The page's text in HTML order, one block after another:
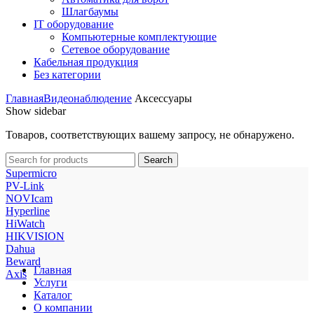
Шлагбаумы
IT оборудование
Компьютерные комплектующие
Сетевое оборудование
Кабельная продукция
Без категории
ГлавнаяВидеонаблюдение Аксессуары
Show sidebar
Товаров, соответствующих вашему запросу, не обнаружено.
Search
Supermicro
PV-Link
NOVIcam
Hyperline
HiWatch
HIKVISION
Dahua
Beward
Axis Главная
Услуги
Каталог
О компании